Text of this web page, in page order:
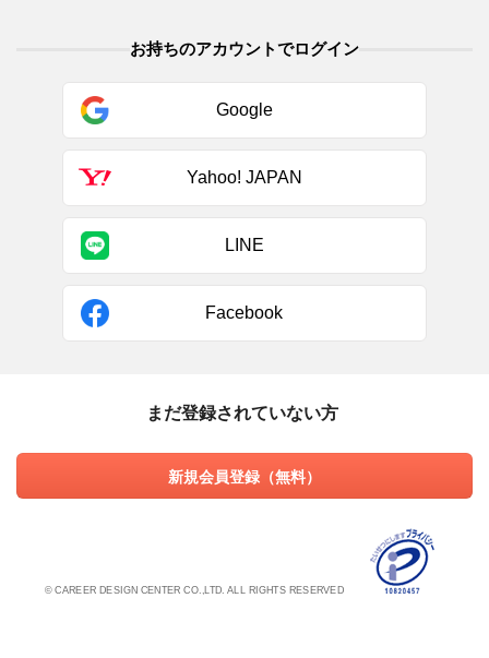
お持ちのアカウントでログイン
Google
Yahoo! JAPAN
LINE
Facebook
まだ登録されていない方
新規会員登録（無料）
© CAREER DESIGN CENTER CO.,LTD. ALL RIGHTS RESERVED